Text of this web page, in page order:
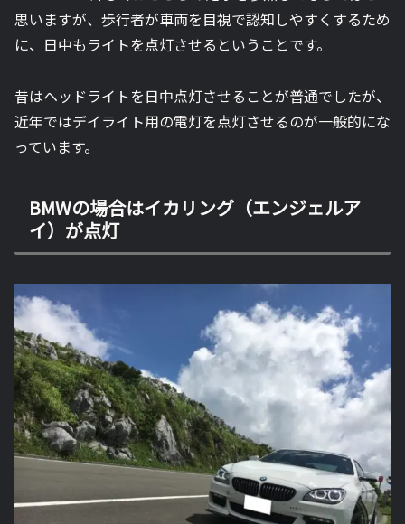
思いますが、歩行者が車両を目視で認知しやすくするため
に、日中もライトを点灯させるということです。
昔はヘッドライトを日中点灯させることが普通でしたが、
近年ではデイライト用の電灯を点灯させるのが一般的にな
っています。
BMWの場合はイカリング（エンジェルア
イ）が点灯